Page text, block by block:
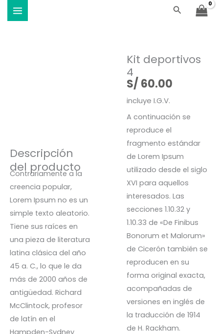
Buscar
Descripción
del producto
Contrariamente a la
creencia popular,
Lorem Ipsum no es un
simple texto aleatorio.
Tiene sus raíces en
una pieza de literatura
latina clásica del año
45 a. C., lo que le da
más de 2000 años de
antigüedad. Richard
McClintock, profesor
de latín en el
Hampden-Sydney
Kit deportivos
4
S/ 60.00
incluye I.G.V.
A continuación se
reproduce el
fragmento estándar
de Lorem Ipsum
utilizado desde el siglo
XVI para aquellos
interesados. Las
secciones 1.10.32 y
1.10.33 de «De Finibus
Bonorum et Malorum»
de Cicerón también se
reproducen en su
forma original exacta,
acompañadas de
versiones en inglés de
la traducción de 1914
de H. Rackham.
cantidad